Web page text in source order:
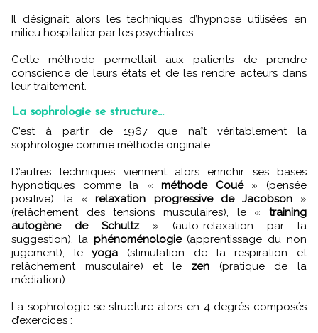
Il désignait alors les techniques d’hypnose utilisées en
milieu hospitalier par les psychiatres.
Cette méthode permettait aux patients de prendre
conscience de leurs états et de les rendre acteurs dans
leur traitement.
La sophrologie se structure...
C’est à partir de 1967 que naît véritablement la
sophrologie comme méthode originale.
D’autres techniques viennent alors enrichir ses bases
hypnotiques comme la «méthode Coué» (pensée
positive), la «relaxation progressive de Jacobson »
(relâchement des tensions musculaires), le « training
autogène de Schultz» (auto-relaxation par la
suggestion), la phénoménologie(apprentissage du non
jugement), leyoga (stimulation de la respiration et
relâchement musculaire) et le zen (pratique de la
médiation).
La sophrologie se structure alors en 4 degrés composés
d’exercices :